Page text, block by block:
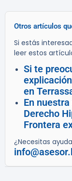
Otros artículos
Si estás
leer estos
Si te
en
En
Derecho
Frontera
¿Necesitas